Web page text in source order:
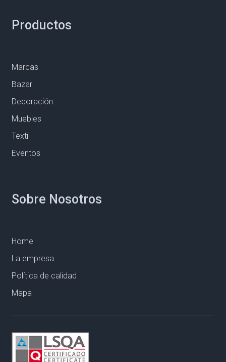
Productos
Marcas
Bazar
Decoración
Muebles
Textil
Eventos
Sobre Nosotros
Home
La empresa
Política de calidad
Mapa